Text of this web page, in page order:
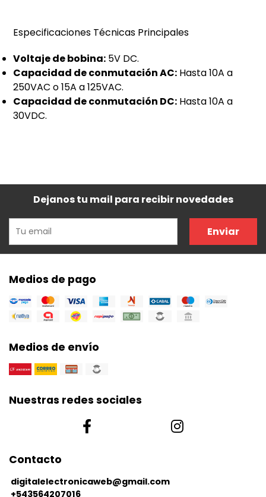
Especificaciones Técnicas Principales
Voltaje de bobina: 5V DC.
Capacidad de conmutación AC: Hasta 10A a
250VAC o 15A a 125VAC.
Capacidad de conmutación DC: Hasta 10A a
30VDC.
Dejanos tu mail para recibir novedades
Enviar
Medios de pago
Medios de envío
Nuestras redes sociales
Contacto
digitalelectronicaweb@gmail.com
+543564207016